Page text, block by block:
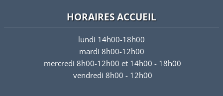
HORAIRES ACCUEIL
lundi 14h00-18h00
mardi 8h00-12h00
mercredi 8h00-12h00 et 14h00 - 18h00
vendredi 8h00 - 12h00